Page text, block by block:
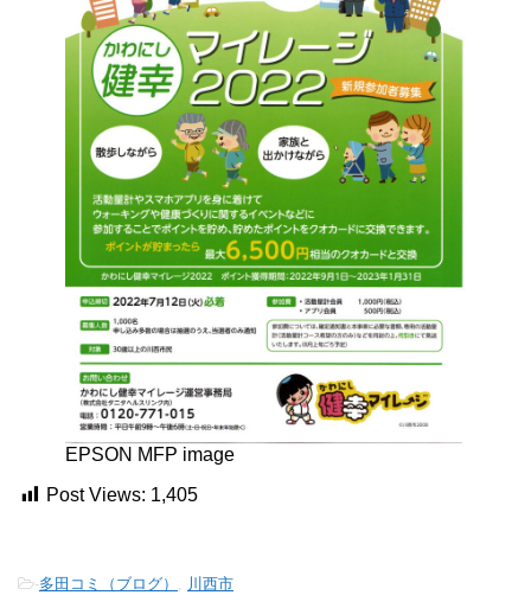
EPSON MFP image
Post Views: 1,405
-多田コミ（ブログ） , 川西市